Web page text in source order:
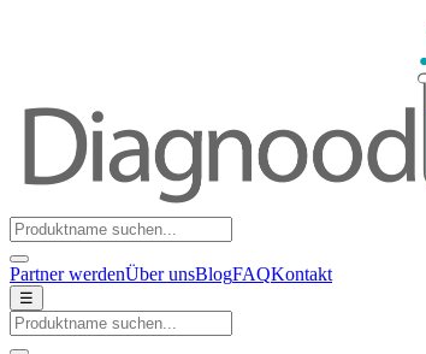
Partner werdenÜber unsBlogFAQKontakt
☰